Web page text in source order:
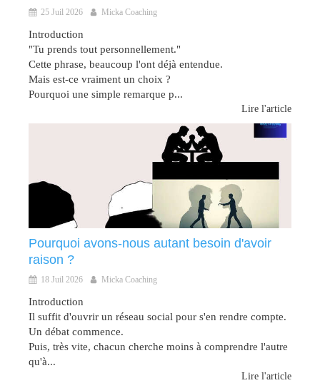
25 Juil 2026 Micka Coaching
Introduction
"Tu prends tout personnellement."
Cette phrase, beaucoup l'ont déjà entendue.
Mais est-ce vraiment un choix ?
Pourquoi une simple remarque p...
Lire l'article
Pourquoi avons-nous autant besoin d'avoir
raison ?
18 Juil 2026 Micka Coaching
Introduction
Il suffit d'ouvrir un réseau social pour s'en rendre compte.
Un débat commence.
Puis, très vite, chacun cherche moins à comprendre l'autre
qu'à...
Lire l'article